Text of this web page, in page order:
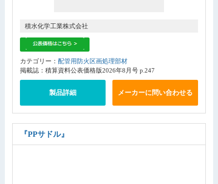
積水化学工業株式会社
カテゴリー： 配管用防火区画処理部材
掲載誌：積算資料公表価格版2026年8月号 p.247
製品詳細 メーカーに問い合わせる
『PPサドル』